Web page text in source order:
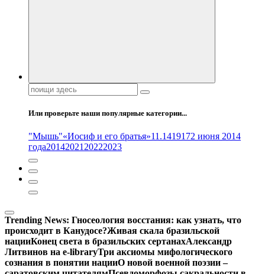
Поиск:
Или проверьте наши популярные категории...
"Мышь"«Иосиф и его братья»11.1419172 июня 2014
года20142021 20222023
Trending News: Гносеология восстания: как узнать, что
происходит в Канудосе?Живая скала бразильской
нацииКонец света в бразильских сертанахАлександр
Литвинов на e-libraryТри аксиомы мифологического
сознания в понятии нацииО новой военной поэзии –